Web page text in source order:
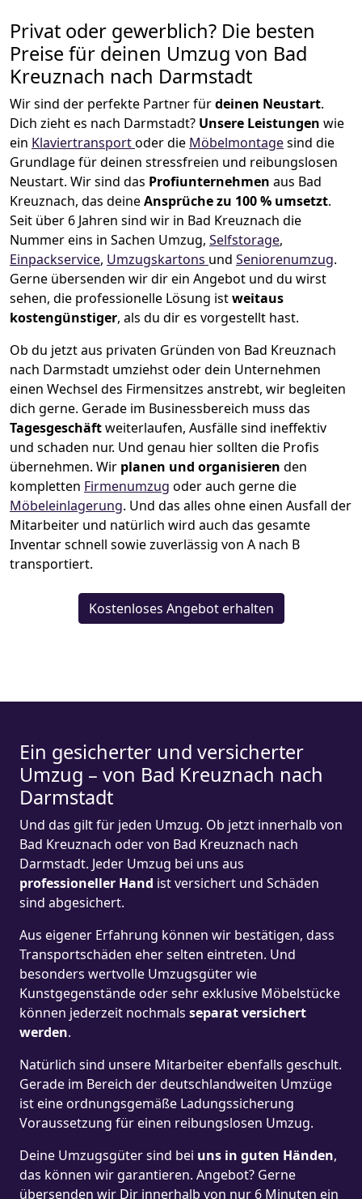
Privat oder gewerblich? Die besten
Preise für deinen Umzug von Bad
Kreuznach nach Darmstadt
Wir sind der perfekte Partner fürdeinen Neustart.
Dich zieht es nach Darmstadt? Unsere Leistungen wie
ein Klaviertransportoder die Möbelmontagesind die
Grundlage für deinen stressfreien und reibungslosen
Neustart. Wir sind das Profiunternehmen aus Bad
Kreuznach, das deineAnsprüche zu 100 % umsetzt.
Seit über 6 Jahren sind wir in Bad Kreuznach die
Nummer eins in Sachen Umzug, Selfstorage,
Einpackservice, Umzugskartons und Seniorenumzug.
Gerne übersenden wir dir ein Angebot und du wirst
sehen, die professionelle Lösung istweitaus
kostengünstiger, als du dir es vorgestellt hast.
Ob du jetzt aus privaten Gründen von Bad Kreuznach
nach Darmstadt umziehst oder dein Unternehmen
einen Wechsel des Firmensitzes anstrebt, wir begleiten
dich gerne. Gerade im Businessbereich muss das
Tagesgeschäftweiterlaufen, Ausfälle sind ineffektiv
und schaden nur. Und genau hier sollten die Profis
übernehmen. Wir planen und organisieren den
kompletten Firmenumzug oder auch gerne die
Möbeleinlagerung. Und das alles ohne einen Ausfall der
Mitarbeiter und natürlich wird auch das gesamte
Inventar schnell sowie zuverlässig von A nach B
transportiert.
Kostenloses Angebot erhalten
Ein gesicherter und versicherter
Umzug – von Bad Kreuznach nach
Darmstadt
Und das gilt für jeden Umzug. Ob jetzt innerhalb von
Bad Kreuznach oder von Bad Kreuznach nach
Darmstadt. Jeder Umzug bei uns aus
professioneller Hand ist versichert und Schäden
sind abgesichert.
Aus eigener Erfahrung können wir bestätigen, dass
Transportschäden eher selten eintreten. Und
besonders wertvolle Umzugsgüter wie
Kunstgegenstände oder sehr exklusive Möbelstücke
können jederzeit nochmals separat versichert
werden.
Natürlich sind unsere Mitarbeiter ebenfalls geschult.
Gerade im Bereich der deutschlandweiten Umzüge
ist eine ordnungsgemäße Ladungssicherung
Voraussetzung für einen reibungslosen Umzug.
Deine Umzugsgüter sind bei uns in guten Händen,
das können wir garantieren. Angebot? Gerne
übersenden wir Dir innerhalb von nur 6 Minuten ein